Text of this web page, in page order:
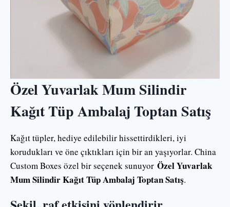
Özel Yuvarlak Mum Silindir
Kağıt Tüp Ambalaj Toptan Satış
Kağıt tüpler, hediye edilebilir hissettirdikleri, iyi
korudukları ve öne çıktıkları için bir an yaşıyorlar. China
Custom Boxes özel bir seçenek sunuyor Özel Yuvarlak
Mum Silindir Kağıt Tüp Ambalaj Toptan Satış.